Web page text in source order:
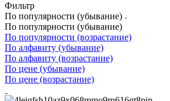
Фильтр
По популярности (убывание)
По популярности (убывание)
По популярности (возрастание)
По алфавиту (убывание)
По алфавиту (возрастание)
По цене (убывание)
По цене (возрастание)